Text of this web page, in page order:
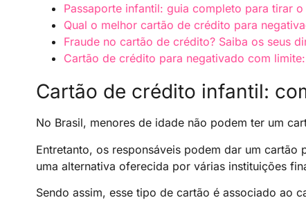
Passaporte infantil: guia completo para tirar
Qual o melhor cartão de crédito para
Fraude no cartão de crédito? Saiba os seus
Cartão de crédito para negativado com
Cartão de crédito infantil:
No Brasil, menores de idade não podem ter um
Entretanto, os responsáveis podem dar um
uma alternativa oferecida por várias instituições
Sendo assim, esse tipo de cartão é associado ao